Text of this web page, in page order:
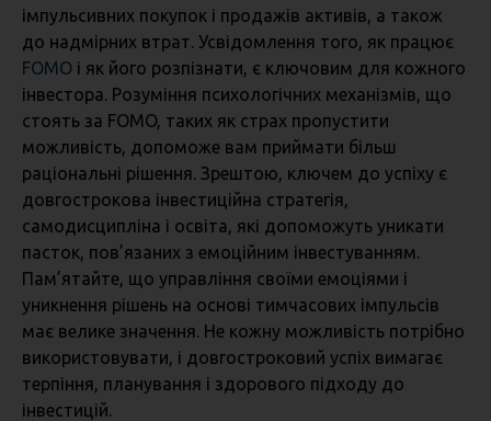
імпульсивних покупок і продажів активів, а також
до надмірних втрат. Усвідомлення того, як працює
FOMO і як його розпізнати, є ключовим для кожного
інвестора. Розуміння психологічних механізмів, що
стоять за FOMO, таких як страх пропустити
можливість, допоможе вам приймати більш
раціональні рішення. Зрештою, ключем до успіху є
довгострокова інвестиційна стратегія,
самодисципліна і освіта, які допоможуть уникати
пасток, пов’язаних з емоційним інвестуванням.
Пам’ятайте, що управління своїми емоціями і
уникнення рішень на основі тимчасових імпульсів
має велике значення. Не кожну можливість потрібно
використовувати, і довгостроковий успіх вимагає
терпіння, планування і здорового підходу до
інвестицій.